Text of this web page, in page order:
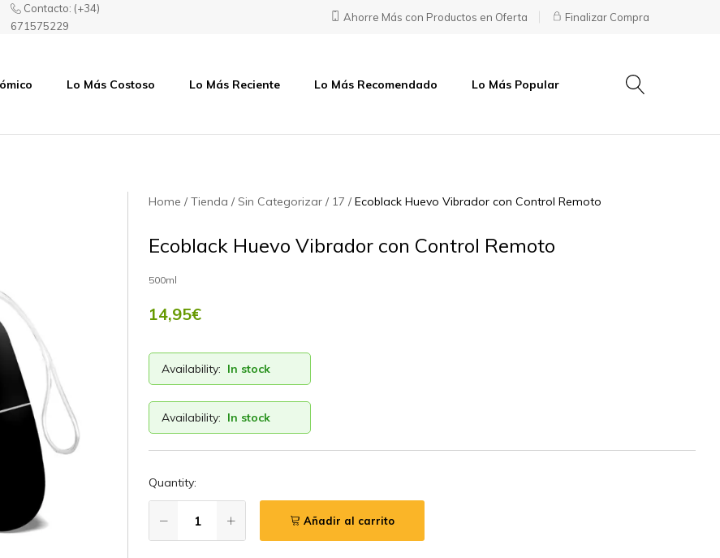
Contacto: (+34)
671575229
Ahorre Más con Productos en Oferta Finalizar Compra
Lo Más Costoso Lo Más Reciente Lo Más Recomendado Lo Más Popular
Home Tienda Sin Categorizar 17 Ecoblack Huevo Vibrador con Control Remoto
Ecoblack Huevo Vibrador con Control Remoto
500ml
14,95€
Availability: In stock
Availability: In stock
Quantity:
Añadir al carrito